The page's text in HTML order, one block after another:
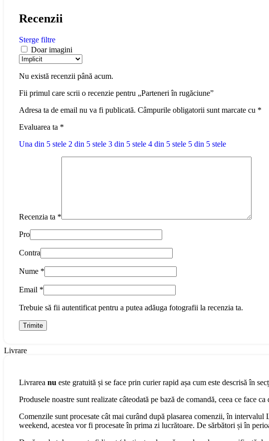
Recenzii
Sterge filtre
Doar imagini
Nu există recenzii până acum.
Fii primul care scrii o recenzie pentru „Parteneri în rugăciune”
Adresa ta de email nu va fi publicată. Câmpurile obligatorii sunt marcate cu *
Evaluarea ta *
Una din 5 stele 2 din 5 stele 3 din 5 stele 4 din 5 stele 5 din 5 stele
Recenzia ta *
Pro
Contra
Nume *
Email *
Trebuie să fii autentificat pentru a putea adăuga fotografii la recenzia ta.
Livrare
Livrarea nu este gratuită și se face prin curier rapid așa cum este descrisă în
Produsele noastre sunt realizate câteodată pe bază de comandă, ceea ce face
Comenzile sunt procesate cât mai curând după plasarea comenzii, în
weekend, acestea vor fi procesate în prima zi lucrătoare. De sărbători și în